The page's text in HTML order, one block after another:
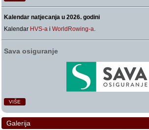
Kalendar natjecanja u 2026. godini
Kalendar HVS-a iWorldRowing-a.
Sava osiguranje
VIŠE
Galerija